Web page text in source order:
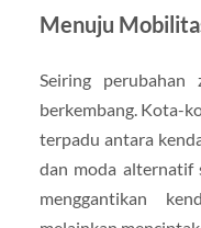
Menuju
Seiring perubahan
berkembang. Kota-
terpadu antara
dan moda alternatif
menggantikan